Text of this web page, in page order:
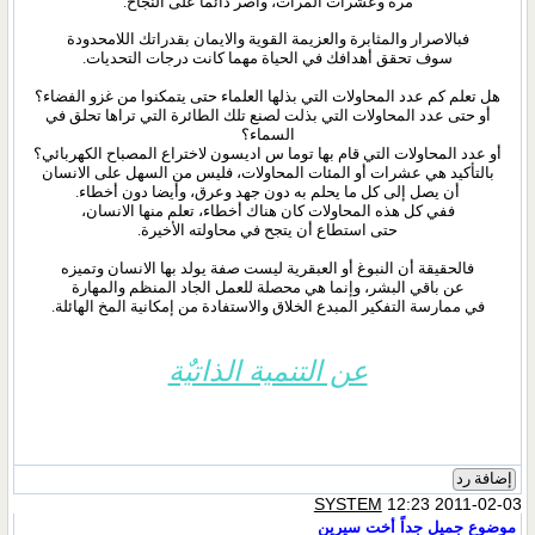
فبالاصرار والمثابرة والعزيمة القوية والايمان بقدراتك اللامحدودة
سوف تحقق أهدافك في الحياة مهما كانت درجات التحديات.
هل تعلم كم عدد المحاولات التي بذلها العلماء حتى يتمكنوا من غزو الفضاء؟
أو حتى عدد المحاولات التي بذلت لصنع تلك الطائرة التي تراها تحلق في
السماء؟
أو عدد المحاولات التي قام بها توما س اديسون لاختراع المصباح الكهربائي؟
بالتأكيد هي عشرات أو المئات المحاولات، فليس من السهل على الانسان
أن يصل إلى كل ما يحلم به دون جهد وعرق، وأيضا دون أخطاء.
ففي كل هذه المحاولات كان هناك أخطاء، تعلم منها الانسان،
حتى استطاع أن يتجح في محاولته الأخيرة.
فالحقيقة أن النبوغ أو العبقرية ليست صفة يولد بها الانسان وتميزه
عن باقي البشر، وإنما هي محصلة للعمل الجاد المنظم والمهارة
في ممارسة التفكير المبدع الخلاق والاستفادة من إمكانية المخ الهائلة.
عن التنمية الذاتيٌة
إضافة رد
SYSTEM 12:23 2011-02-03
موضوع جميل جداً أخت سيرين